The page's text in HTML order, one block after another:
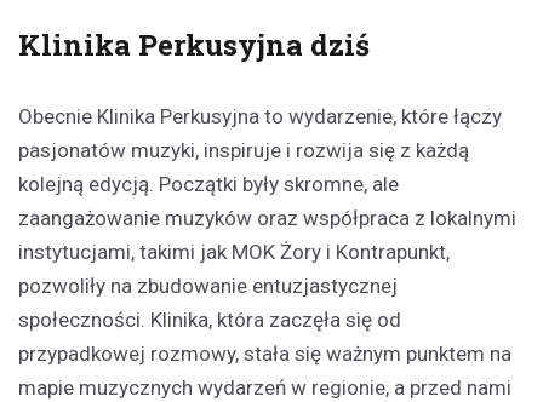
Klinika Perkusyjna dziś
Obecnie Klinika Perkusyjna to wydarzenie, które łączy
pasjonatów muzyki, inspiruje i rozwija się z każdą
kolejną edycją. Początki były skromne, ale
zaangażowanie muzyków oraz współpraca z lokalnymi
instytucjami, takimi jak MOK Żory i Kontrapunkt,
pozwoliły na zbudowanie entuzjastycznej
społeczności. Klinika, która zaczęła się od
przypadkowej rozmowy, stała się ważnym punktem na
mapie muzycznych wydarzeń w regionie, a przed nami